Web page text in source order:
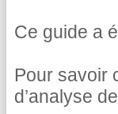
Ce guide a
Pour savoir
d’analyse